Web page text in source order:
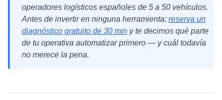
operadores logísticos españoles de 5 a 50 vehículos.
Antes de invertir en ninguna herramienta: reserva un
diagnóstico gratuito de 30 min y te decimos qué parte
de tu operativa automatizar primero — y cuál todavía
no merece la pena.